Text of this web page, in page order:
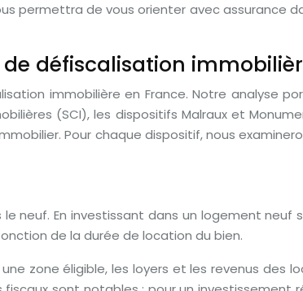
permettra de vous orienter avec assurance
défiscalisation
immobilière en France. Notre analyse
(SCI), les dispositifs Malraux et
Pour chaque dispositif, nous
neuf. En investissant dans un logement
de la durée de location du bien.
zone éligible, les loyers et les revenus